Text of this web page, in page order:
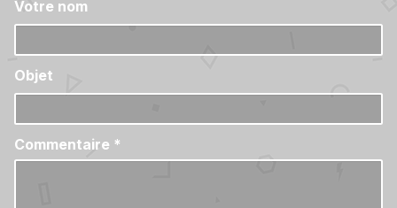
Votre nom
Objet
Commentaire *